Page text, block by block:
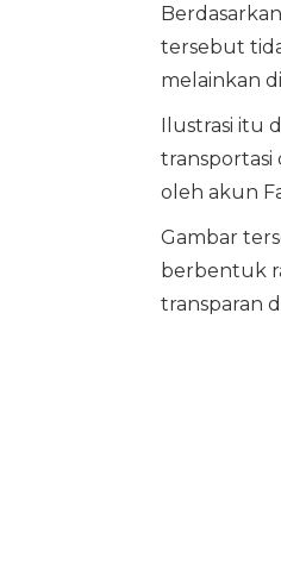
tersebut
melainkan
Ilustrasi itu
transportasi
oleh akun
Gambar
berbentuk
transparan